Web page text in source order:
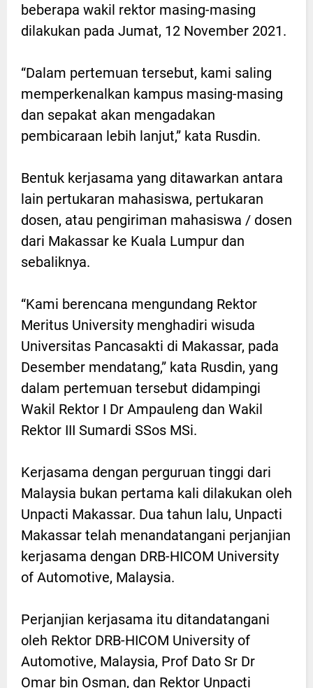
beberapa wakil rektor masing-masing
dilakukan pada Jumat, 12 November 2021.
“Dalam pertemuan tersebut, kami saling
memperkenalkan kampus masing-masing
dan sepakat akan mengadakan
pembicaraan lebih lanjut,” kata Rusdin.
Bentuk kerjasama yang ditawarkan antara
lain pertukaran mahasiswa, pertukaran
dosen, atau pengiriman mahasiswa / dosen
dari Makassar ke Kuala Lumpur dan
sebaliknya.
“Kami berencana mengundang Rektor
Meritus University menghadiri wisuda
Universitas Pancasakti di Makassar, pada
Desember mendatang,” kata Rusdin, yang
dalam pertemuan tersebut didampingi
Wakil Rektor I Dr Ampauleng dan Wakil
Rektor III Sumardi SSos MSi.
Kerjasama dengan perguruan tinggi dari
Malaysia bukan pertama kali dilakukan oleh
Unpacti Makassar. Dua tahun lalu, Unpacti
Makassar telah menandatangani perjanjian
kerjasama dengan DRB-HICOM University
of Automotive, Malaysia.
Perjanjian kerjasama itu ditandatangani
oleh Rektor DRB-HICOM University of
Automotive, Malaysia, Prof Dato Sr Dr
Omar bin Osman, dan Rektor Unpacti